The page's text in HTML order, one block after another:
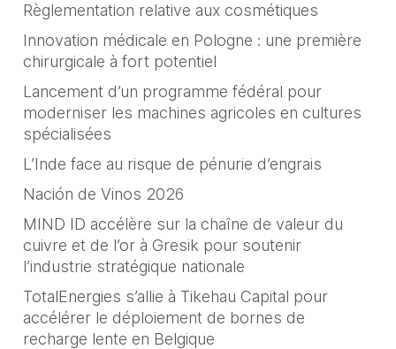
Règlementation relative aux cosmétiques
Innovation médicale en Pologne : une première
chirurgicale à fort potentiel
Lancement d’un programme fédéral pour
moderniser les machines agricoles en cultures
spécialisées
L’Inde face au risque de pénurie d’engrais
Nación de Vinos 2026
MIND ID accélère sur la chaîne de valeur du
cuivre et de l’or à Gresik pour soutenir
l’industrie stratégique nationale
TotalEnergies s’allie à Tikehau Capital pour
accélérer le déploiement de bornes de
recharge lente en Belgique